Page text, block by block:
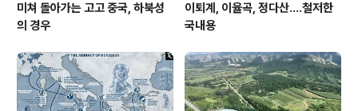
미쳐 돌아가는 고고 중국, 하북성
의 경우
이퇴계, 이율곡, 정다산....철저한
국내용